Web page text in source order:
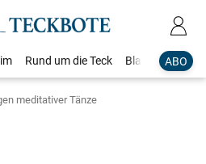
ABO
Rund um die Teck Blaulicht
meditativer Tänze